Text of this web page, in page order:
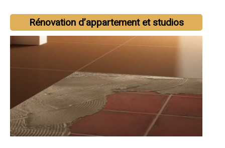
Rénovation d’appartement et studios